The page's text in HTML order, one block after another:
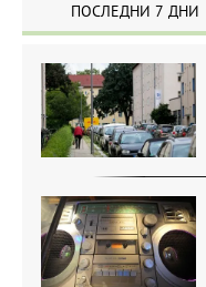
ПОСЛЕДНИ 7 ДНИ